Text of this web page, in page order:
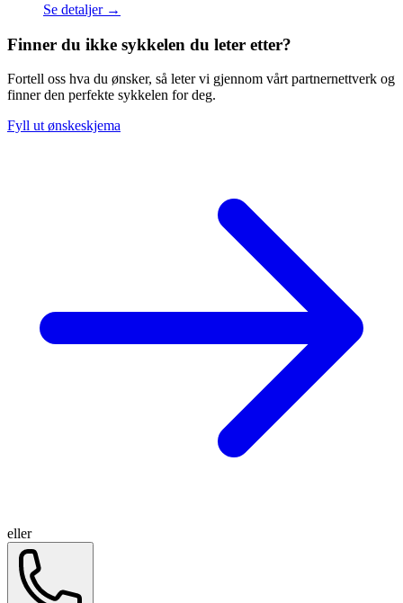
Se detaljer →
Finner du ikke sykkelen du leter etter?
Fortell oss hva du ønsker, så leter vi gjennom vårt partnernettverk og
finner den perfekte sykkelen for deg.
Fyll ut ønskeskjema
eller